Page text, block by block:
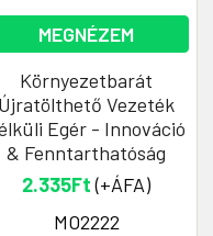
MEGNÉZEM
Környezetbarát
Újratölthető Vezeték
Egér - Innováció
& Fenntarthatóság
2.335Ft(+ÁFA)
MO2222